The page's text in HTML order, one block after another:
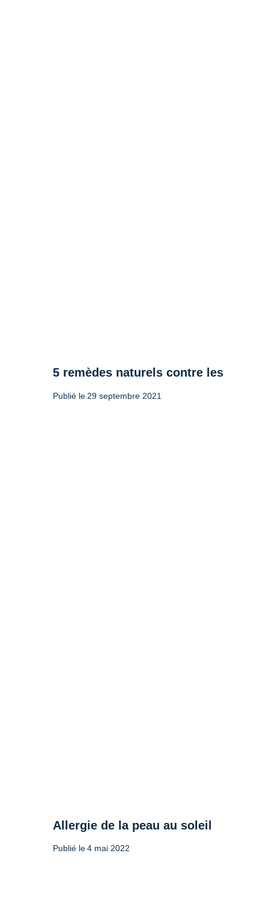
5 remèdes naturels contre les maux
Publié le 29 septembre 2021
Allergie de la peau au soleil
Publié le 4 mai 2022